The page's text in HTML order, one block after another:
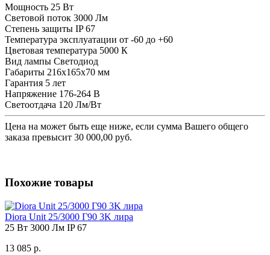
Мощность 25 Вт
Световой поток 3000 Лм
Степень защиты IP 67
Температура эксплуатации от -60 до +60
Цветовая температура 5000 К
Вид лампы Светодиод
Габариты 216х165х70 мм
Гарантия 5 лет
Напряжение 176-264 В
Светоотдача 120 Лм/Вт
Цена на может быть еще ниже, если сумма Вашего общего
заказа превысит 30 000,00 руб.
Похожие товары
Diora Unit 25/3000 Г90 3K лира
25 Вт 3000 Лм IP 67
13 085 р.